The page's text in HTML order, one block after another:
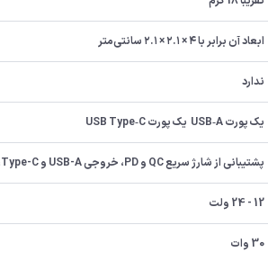
ابعاد آن برابر با ۴ × ۲.۱ × ۲.۱ سانتی‌متر
ندارد
یک پورت USB‑A  یک پورت USB Type‑C
پشتیبانی از شارژ سریع QC و PD، خروجی USB-A و Type-C، شارژ همزمان دو دستگاه، محافظت هوشمند در برابر نوسان ولتاژ و داغ شدن
12 - 24 ولت
30 وات